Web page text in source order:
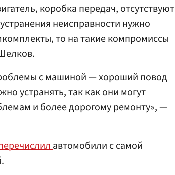
коробка передач, отсутствуют
неисправности нужно
то на такие компромиссы
с машиной — хороший повод
устранять, так как они могут
и более дорогому ремонту», —
автомобили с самой